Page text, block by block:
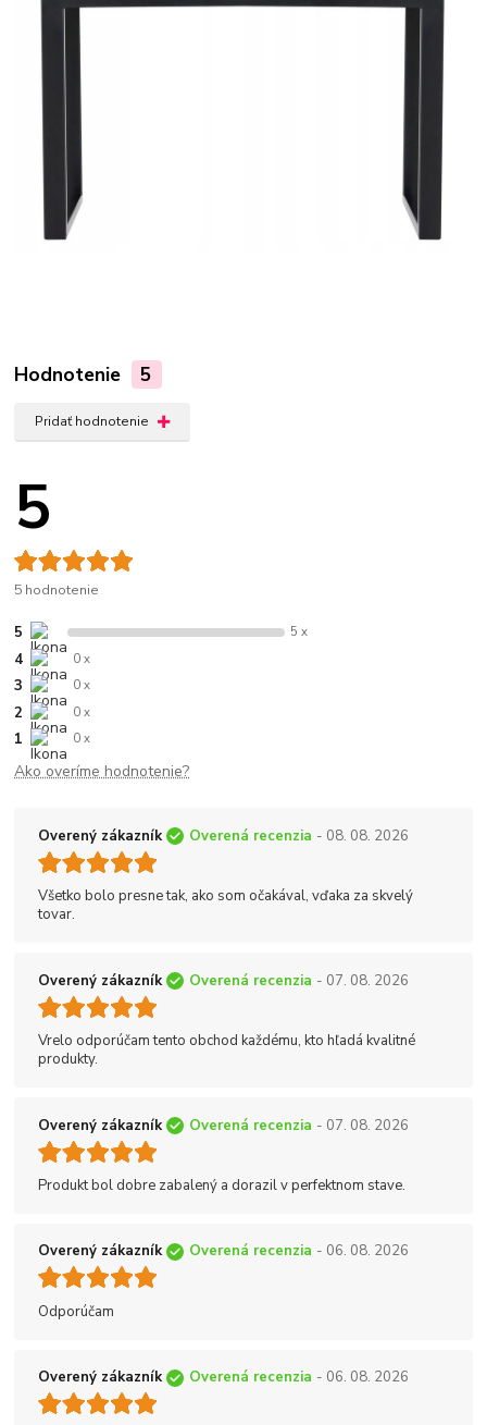
Hodnotenie 5
Pridať hodnotenie
5
5 hodnotenie
5 5 x
4 0 x
3 0 x
2 0 x
1 0 x
Ako overíme hodnotenie?
Overený zákazník Overená recenzia - 08. 08. 2026
Všetko bolo presne tak, ako som očakával, vďaka za skvelý
tovar.
Overený zákazník Overená recenzia - 07. 08. 2026
Vrelo odporúčam tento obchod každému, kto hľadá kvalitné
produkty.
Overený zákazník Overená recenzia - 07. 08. 2026
Produkt bol dobre zabalený a dorazil v perfektnom stave.
Overený zákazník Overená recenzia - 06. 08. 2026
Odporúčam
Overený zákazník Overená recenzia - 06. 08. 2026